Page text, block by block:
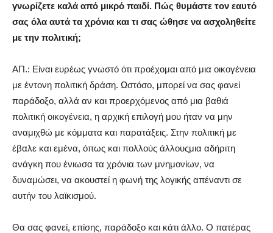
γνωρίζετε καλά από μικρό παιδί. Πώς θυμάστε τον εαυτό
σας όλα αυτά τα χρόνια και τι σας ώθησε να ασχοληθείτε
με την πολιτική;
ΑΠ.: Είναι ευρέως γνωστό ότι προέχομαι από μια οικογένεια
με έντονη πολιτική δράση. Ωστόσο, μπορεί να σας φανεί
παράδοξο, αλλά αν και προερχόμενος από μια βαθιά
πολιτική οικογένεια, η αρχική επιλογή μου ήταν να μην
αναμιχθώ με κόμματα και παρατάξεις. Στην πολιτική με
έβαλε και εμένα, όπως και πολλούς άλλουςμια αδήριτη
ανάγκη που ένιωσα τα χρόνια των μνημονίων, να
δυναμώσει, να ακουστεί η φωνή της λογικής απέναντι σε
αυτήν του λαϊκισμού.
Θα σας φανεί, επίσης, παράδοξο και κάτι άλλο. Ο πατέρας